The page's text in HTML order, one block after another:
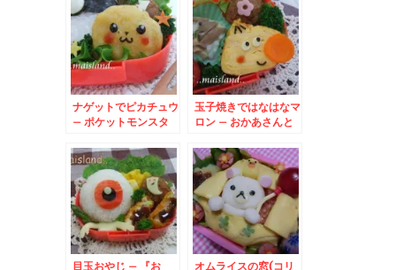
ナゲットでピカチュウ
– ポケットモンスタ
ず
玉子焼きではなはなマ
ロン – おかあさんと
レンズ』
目玉おやじ – 『お オムライスの窓(コリ